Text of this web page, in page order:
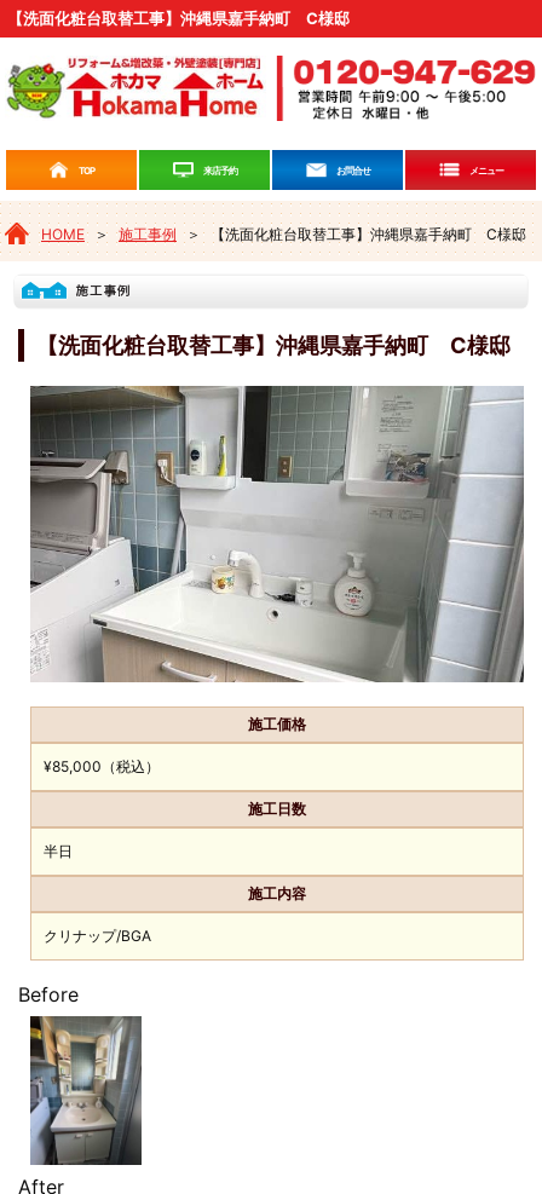
【洗面化粧台取替工事】沖縄県嘉手納町 C様邸
TOP 来店予約 お問合せ メニュー
HOME ＞ 施工事例 ＞ 【洗面化粧台取替工事】沖縄県嘉手納町 C様邸
【洗面化粧台取替工事】沖縄県嘉手納町 C様邸
施工価格
¥85,000（税込）
施工日数
半日
施工内容
クリナップ/BGA
Before
After